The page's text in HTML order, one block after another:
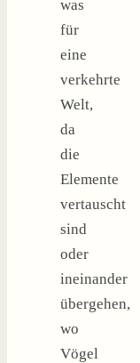
was
für
eine
verkehrte
Welt,
da
die
Elemente
vertauscht
sind
oder
ineinander
übergehen,
wo
Vögel